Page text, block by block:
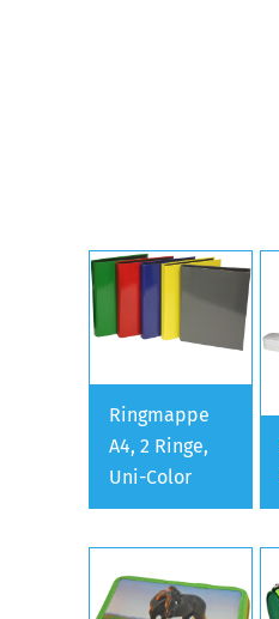
Ringmappe
A4, 2 Ringe,
Uni-Color